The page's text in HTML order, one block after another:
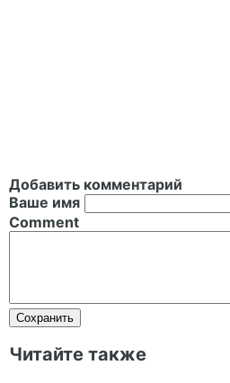
Добавить комментарий
Ваше имя
Comment
Читайте также